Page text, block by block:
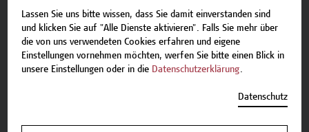
Beschreibung
Lassen Sie uns bitte wissen, dass Sie damit einverstanden sind
und klicken Sie auf "Alle Dienste aktivieren". Falls Sie mehr über
die von uns verwendeten Cookies erfahren und eigene
Einstellungen vornehmen möchten, werfen Sie bitte einen Blick in
unsere Einstellungen oder in die Datenschutzerklärung.
Datenschutz